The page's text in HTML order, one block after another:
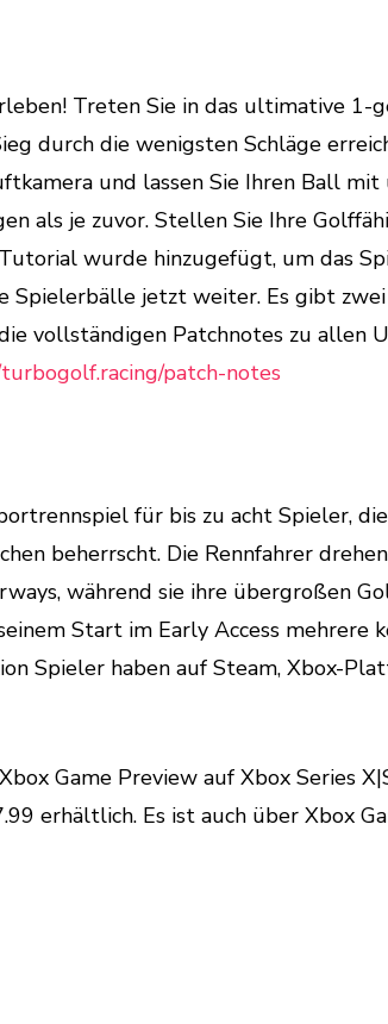
Treten Sie in das ultimative 1-
durch die wenigsten Schläge
und lassen Sie Ihren Ball mit
als je zuvor. Stellen Sie Ihre
wurde hinzugefügt, um das
Spielerbälle jetzt weiter. Es gibt
vollständigen Patchnotes zu allen
patch-notes
für bis zu acht Spieler,
beherrscht. Die Rennfahrer
während sie ihre übergroßen
Start im Early Access mehrere
Spieler haben auf Steam, Xbox-
Game Preview auf Xbox Series
erhältlich. Es ist auch über Xbox